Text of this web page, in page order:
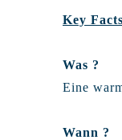
Key
Was ?
Eine
Wann ?